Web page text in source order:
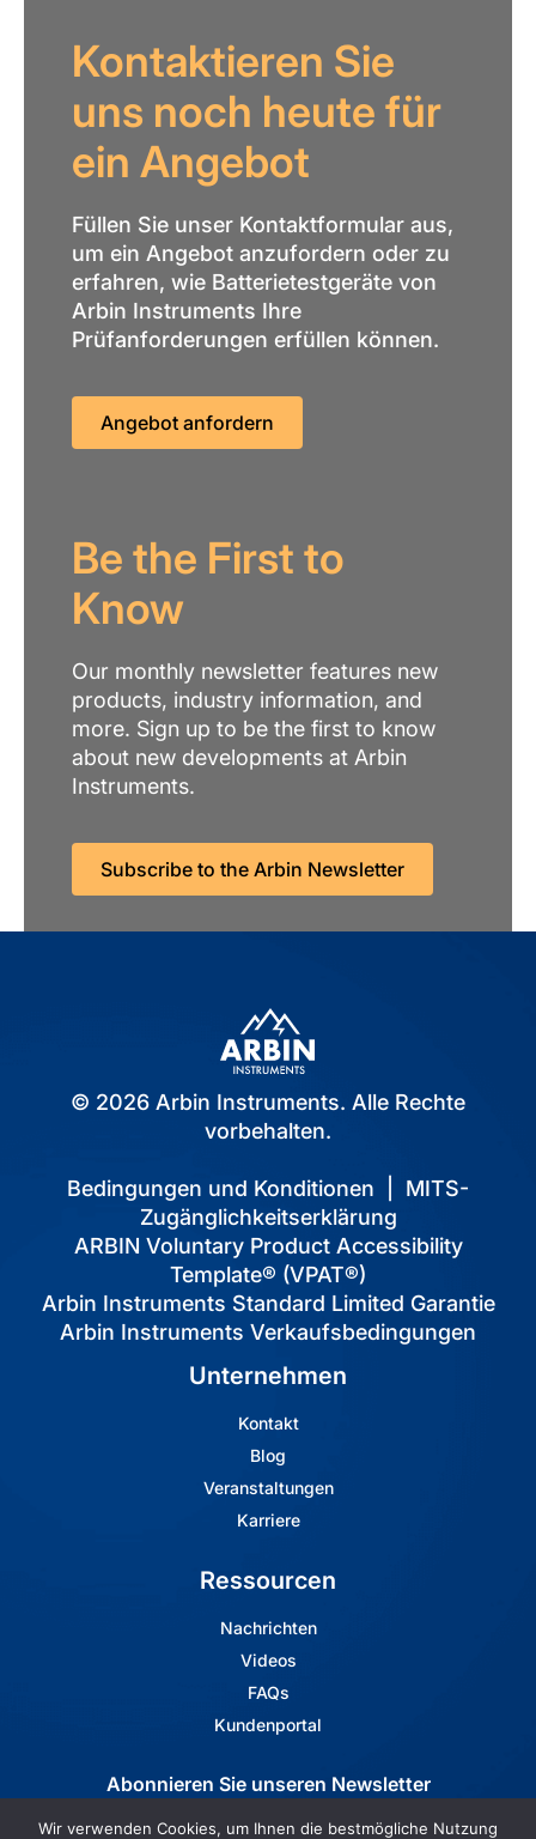
Kontaktieren Sie
uns noch heute für
ein Angebot
Füllen Sie unser Kontaktformular aus,
um ein Angebot anzufordern oder zu
erfahren, wie Batterietestgeräte von
Arbin Instruments Ihre
Prüfanforderungen erfüllen können.
Angebot anfordern
Be the First to
Know
Our monthly newsletter features new
products, industry information, and
more. Sign up to be the first to know
about new developments at Arbin
Instruments.
Subscribe to the Arbin Newsletter
© 2026 Arbin Instruments. Alle Rechte
vorbehalten.
Bedingungen und Konditionen
MITS-
Zugänglichkeitserklärung
ARBIN Voluntary Product Accessibility
Template® (VPAT®)
Arbin Instruments Standard Limited Garantie
Arbin Instruments Verkaufsbedingungen
Unternehmen
Kontakt
Blog
Veranstaltungen
Karriere
Ressourcen
Nachrichten
Videos
FAQs
Kundenportal
Abonnieren Sie unseren Newsletter
Wir verwenden Cookies, um Ihnen die bestmögliche Nutzung